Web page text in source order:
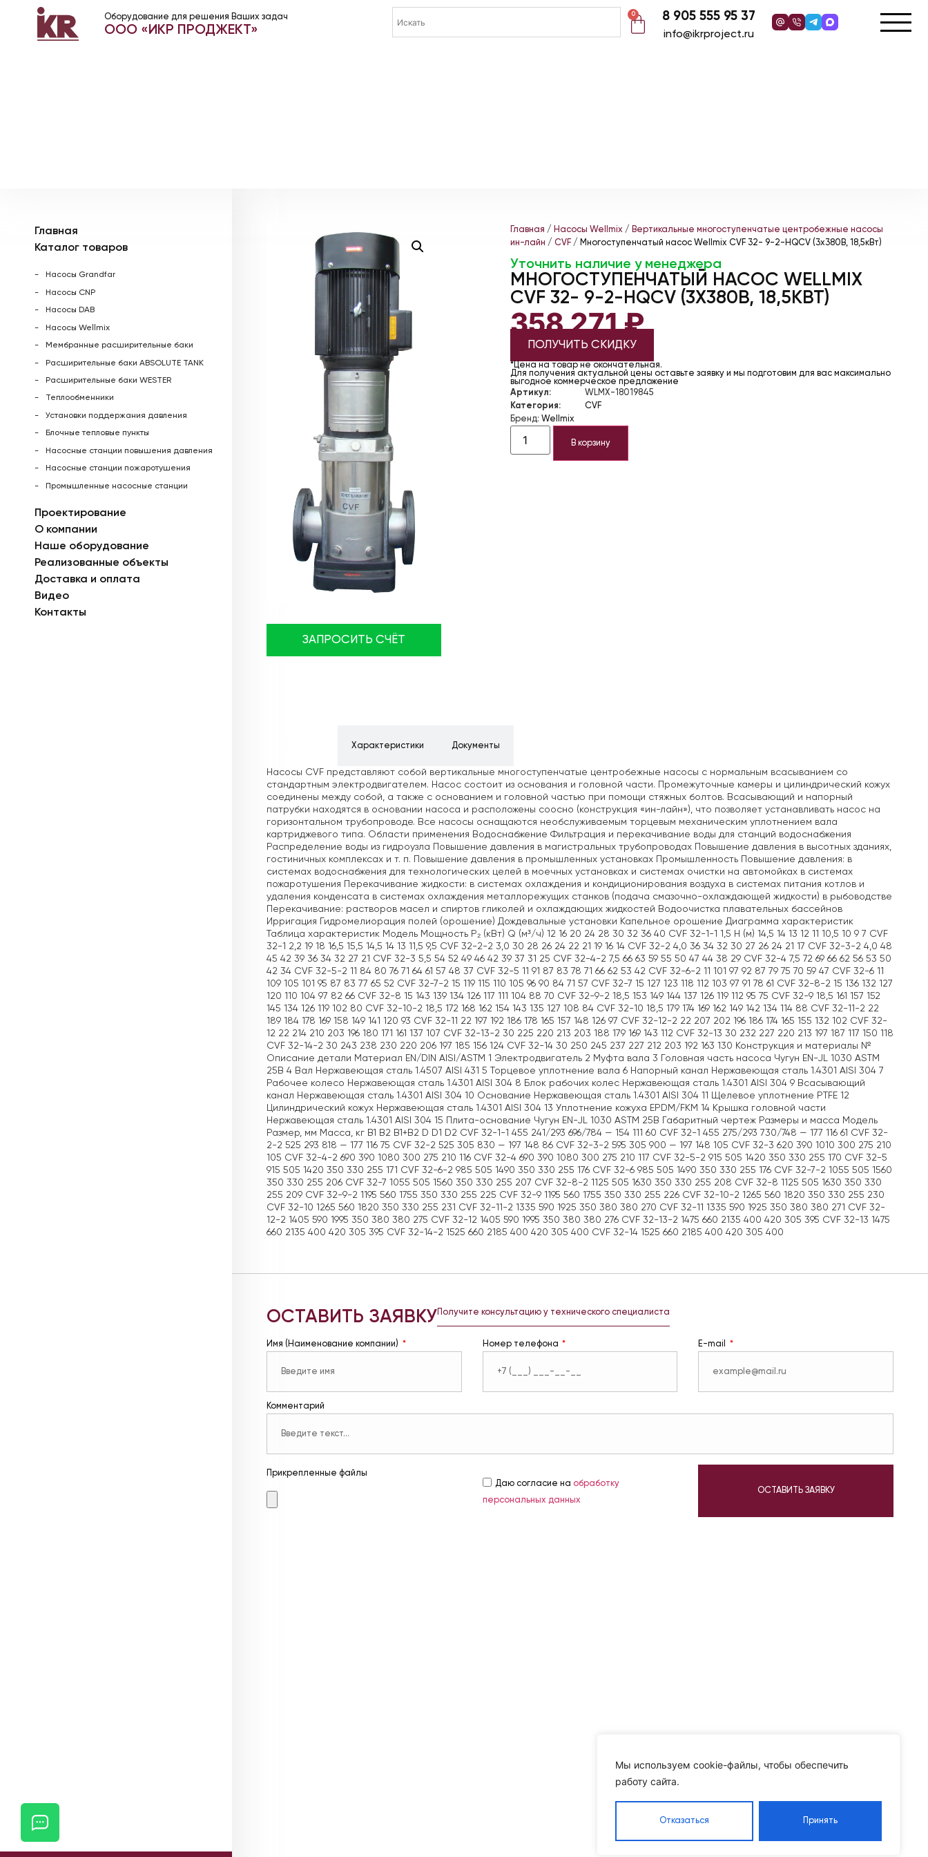
Мы используем cookie-файлы, чтобы обеспечить
работу сайта.
Отказаться Принять
Оборудование для решения Ваших задач
ООО «ИКР ПРОДЖЕКТ»
0 8 905 555 95 37
info@ikrproject.ru
Главная
Каталог товаров
Насосы Grandfar
Насосы CNP
Насосы DAB
Насосы Wellmix
Мембранные расширительные баки
Расширительные баки ABSOLUTE TANK
Расширительные баки WESTER
Теплообменники
Установки поддержания давления
Блочные тепловые пункты
Насосные станции повышения давления
Насосные станции пожаротушения
Промышленные насосные станции
Проектирование
О компании
Наше оборудование
Реализованные объекты
Доставка и оплата
Видео
Контакты
ЗАПРОСИТЬ СЧЁТ
Главная / Насосы Wellmix / Вертикальные многоступенчатые центробежные насосы
ин-лайн / CVF/ Многоступенчатый насос Wellmix CVF 32- 9-2-HQCV (3х380В, 18,5кВт)
Уточнить наличие у менеджера
МНОГОСТУПЕНЧАТЫЙ НАСОС WELLMIX
CVF 32- 9-2-HQCV (3Х380В, 18,5КВТ)
358 271₽
ПОЛУЧИТЬ СКИДКУ
*Цена на товар не окончательная.
Для получения актуальной цены оставьте заявку и мы подготовим для вас максимально
выгодное коммерческое предложение
Артикул:
WLMX-18019845
Категория:
CVF
Бренд: Wellmix
В корзину
Характеристики Документы
Насосы CVF представляют собой вертикальные многоступенчатые центробежные насосы с нормальным всасыванием со
стандартным электродвигателем. Насос состоит из основания и головной части. Промежуточные камеры и цилиндрический кожух
соединены между собой, а также с основанием и головной частью при помощи стяжных болтов. Всасывающий и напорный
патрубки находятся в основании насоса и расположены соосно (конструкция «ин-лайн»), что позволяет устанавливать насос на
горизонтальном трубопроводе. Все насосы оснащаются необслуживаемым торцевым механическим уплотнением вала
картриджевого типа. Области применения Водоснабжение Фильтрация и перекачивание воды для станций водоснабжения
Распределение воды из гидроузла Повышение давления в магистральных трубопроводах Повышение давления в высотных зданиях,
гостиничных комплексах и т. п. Повышение давления в промышленных установках Промышленность Повышение давления: в
системах водоснабжения для технологических целей в моечных установках и системах очистки на автомойках в системах
пожаротушения Перекачивание жидкости: в системах охлаждения и кондиционирования воздуха в системах питания котлов и
удаления конденсата в системах охлаждения металлорежущих станков (подача смазочно-охлаждающей жидкости) в рыбоводстве
Перекачивание: растворов масел и спиртов гликолей и охлаждающих жидкостей Водоочистка плавательных бассейнов
Ирригация Гидромелиорация полей (орошение) Дождевальные установки Капельное орошение Диаграмма характеристик
Таблица характеристик Модель Мощность P₂ (кВт) Q (м³/ч) 12 16 20 24 28 30 32 36 40 CVF 32-1-1 1,5 H (м) 14,5 14 13 12 11 10,5 10 9 7 CVF
32-1 2,2 19 18 16,5 15,5 14,5 14 13 11,5 9,5 CVF 32-2-2 3,0 30 28 26 24 22 21 19 16 14 CVF 32-2 4,0 36 34 32 30 27 26 24 21 17 CVF 32-3-2 4,0 48
45 42 39 36 34 32 27 21 CVF 32-3 5,5 54 52 49 46 42 39 37 31 25 CVF 32-4-2 7,5 66 63 59 55 50 47 44 38 29 CVF 32-4 7,5 72 69 66 62 56 53 50
42 34 CVF 32-5-2 11 84 80 76 71 64 61 57 48 37 CVF 32-5 11 91 87 83 78 71 66 62 53 42 CVF 32-6-2 11 101 97 92 87 79 75 70 59 47 CVF 32-6 11
109 105 101 95 87 83 77 65 52 CVF 32-7-2 15 119 115 110 105 96 90 84 71 57 CVF 32-7 15 127 123 118 112 103 97 91 78 61 CVF 32-8-2 15 136 132 127
120 110 104 97 82 66 CVF 32-8 15 143 139 134 126 117 111 104 88 70 CVF 32-9-2 18,5 153 149 144 137 126 119 112 95 75 CVF 32-9 18,5 161 157 152
145 134 126 119 102 80 CVF 32-10-2 18,5 172 168 162 154 143 135 127 108 84 CVF 32-10 18,5 179 174 169 162 149 142 134 114 88 CVF 32-11-2 22
189 184 178 169 158 149 141 120 93 CVF 32-11 22 197 192 186 178 165 157 148 126 97 CVF 32-12-2 22 207 202 196 186 174 165 155 132 102 CVF 32-
12 22 214 210 203 196 180 171 161 137 107 CVF 32-13-2 30 225 220 213 203 188 179 169 143 112 CVF 32-13 30 232 227 220 213 197 187 117 150 118
CVF 32-14-2 30 243 238 230 220 206 197 185 156 124 CVF 32-14 30 250 245 237 227 212 203 192 163 130 Конструкция и материалы №
Описание детали Материал EN/DIN AISI/ASTM 1 Электродвигатель 2 Муфта вала 3 Головная часть насоса Чугун EN-JL 1030 ASTM
25B 4 Вал Нержавеющая сталь 1.4507 AISI 431 5 Торцевое уплотнение вала 6 Напорный канал Нержавеющая сталь 1.4301 AISI 304 7
Рабочее колесо Нержавеющая сталь 1.4301 AISI 304 8 Блок рабочих колес Нержавеющая сталь 1.4301 AISI 304 9 Всасывающий
канал Нержавеющая сталь 1.4301 AISI 304 10 Основание Нержавеющая сталь 1.4301 AISI 304 11 Щелевое уплотнение PTFE 12
Цилиндрический кожух Нержавеющая сталь 1.4301 AISI 304 13 Уплотнение кожуха EPDM/FKM 14 Крышка головной части
Нержавеющая сталь 1.4301 AISI 304 15 Плита-основание Чугун EN-JL 1030 ASTM 25B Габаритный чертеж Размеры и масса Модель
Размер, мм Масса, кг B1 B2 B1+B2 D D1 D2 CVF 32-1-1 455 241/293 696/784 — 154 111 60 CVF 32-1 455 275/293 730/748 — 177 116 61 CVF 32-
2-2 525 293 818 — 177 116 75 CVF 32-2 525 305 830 — 197 148 86 CVF 32-3-2 595 305 900 — 197 148 105 CVF 32-3 620 390 1010 300 275 210
105 CVF 32-4-2 690 390 1080 300 275 210 116 CVF 32-4 690 390 1080 300 275 210 117 CVF 32-5-2 915 505 1420 350 330 255 170 CVF 32-5
915 505 1420 350 330 255 171 CVF 32-6-2 985 505 1490 350 330 255 176 CVF 32-6 985 505 1490 350 330 255 176 CVF 32-7-2 1055 505 1560
350 330 255 206 CVF 32-7 1055 505 1560 350 330 255 207 CVF 32-8-2 1125 505 1630 350 330 255 208 CVF 32-8 1125 505 1630 350 330
255 209 CVF 32-9-2 1195 560 1755 350 330 255 225 CVF 32-9 1195 560 1755 350 330 255 226 CVF 32-10-2 1265 560 1820 350 330 255 230
CVF 32-10 1265 560 1820 350 330 255 231 CVF 32-11-2 1335 590 1925 350 380 380 270 CVF 32-11 1335 590 1925 350 380 380 271 CVF 32-
12-2 1405 590 1995 350 380 380 275 CVF 32-12 1405 590 1995 350 380 380 276 CVF 32-13-2 1475 660 2135 400 420 305 395 CVF 32-13 1475
660 2135 400 420 305 395 CVF 32-14-2 1525 660 2185 400 420 305 400 CVF 32-14 1525 660 2185 400 420 305 400
ОСТАВИТЬ ЗАЯВКУ Получите консультацию у технического специалиста
Имя (Наименование компании) Номер телефона E-mail
Комментарий
Прикрепленные файлы
Даю согласие на обработку
персональных данных
ОСТАВИТЬ ЗАЯВКУ